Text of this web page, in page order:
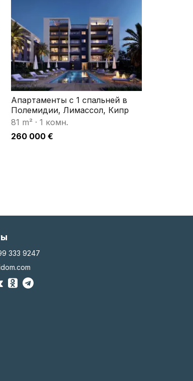
Апартаменты с 1 спальней в
Полемидии, Лимассол, Кипр
81 m² · 1 комн.
260 000 €
333 9247